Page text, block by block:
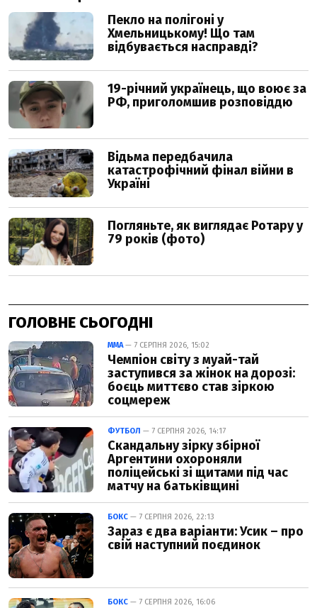
ГОЛОВНЕ СЬОГОДНІ
ММА— 7 СЕРПНЯ 2026, 15:02
Чемпіон світу з муай-тай
заступився за жінок на дорозі:
боєць миттєво став зіркою
соцмереж
ФУТБОЛ — 7 СЕРПНЯ 2026, 14:17
Скандальну зірку збірної
Аргентини охороняли
поліцейські зі щитами під час
матчу на батьківщині
БОКС — 7 СЕРПНЯ 2026, 22:13
Зараз є два варіанти: Усик – про
свій наступний поєдинок
БОКС — 7 СЕРПНЯ 2026, 16:06